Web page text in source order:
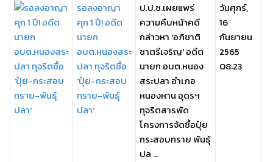
รอลงอาญา
คุก 1 ปี! อดีต
นายก
อบต.หนองสระ
ปลา ทุจริตซื้อ
'ปุ๋ย-กระสอบ
ทราย-พันธุ์
ปลา'
ป.ป.ช.เผยแพร่
ความคืบหน้าคดี
กล่าวหา 'อภิชาติ
ชาตรีเจริญ' อดีต
นายก อบต.หนอง
สระปลา อำเภอ
หนองหาน อุดรฯ
ทุจริตสารพัด
โครงการจัดซื้อปุ๋ย
กระสอบทราย พันธุ์
ปล ...
วันศุกร์,
16
กันยายน
2565
08:23